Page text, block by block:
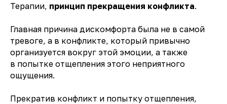
Терапии, принцип прекращения конфликта.
Главная причина дискомфорта была не в самой
тревоге, а в конфликте, который привычно
организуется вокруг этой эмоции, а также
в попытке отщепления этого неприятного
ощущения.
Прекратив конфликт и попытку отщепления,